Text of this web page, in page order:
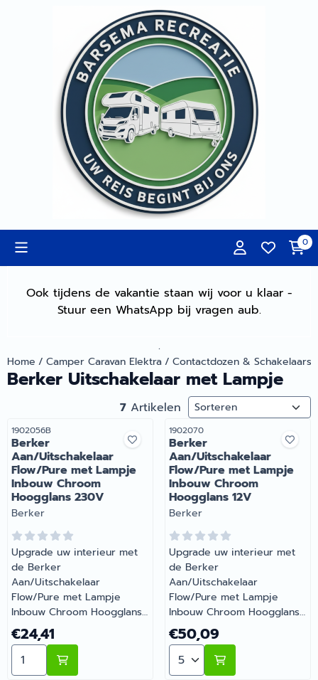
Cookievoorkeuren zijn momenteel gesloten.
0
Ook tijdens de vakantie staan wij voor u klaar -
Stuur een WhatsApp bij vragen aub.
.
Home / Camper Caravan Elektra/ Contactdozen & Schakelaars
Berker Uitschakelaar met Lampje
7 Artikelen Sorteermethode
Artikelnummer
1902056B
Berker
Aan/Uitschakelaar
Flow/Pure met Lampje
Inbouw Chroom
Hoogglans 230V
Merk:
Berker
Upgrade uw interieur met
de Berker
Aan/Uitschakelaar
Flow/Pure met Lampje
Inbouw Chroom Hoogglans
230V. Aan/uitschakelaar
met controlelampje. Voor
verlichting en
controleschakeling. Alleen
Prijs: 24,41
€24,41
Aantal kiezen voor Berker Aan/Uitschakelaar Flow/
Artikelnummer
1902070
Berker
Aan/Uitschakelaar
Flow/Pure met Lampje
Inbouw Chroom
Hoogglans 12V
Merk:
Berker
Upgrade uw interieur met
de Berker
Aan/Uitschakelaar
Flow/Pure met Lampje
Inbouw Chroom Hoogglans
12V. Aan/uitschakelaar met
controlelampje. Voor
verlichting en
controleschakeling. Alleen
Prijs: 50,09
€50,09
Aantal kiezen voor